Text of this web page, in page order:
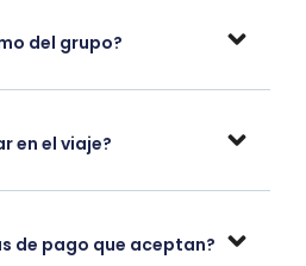
del grupo?
en el viaje?
de pago que aceptan?